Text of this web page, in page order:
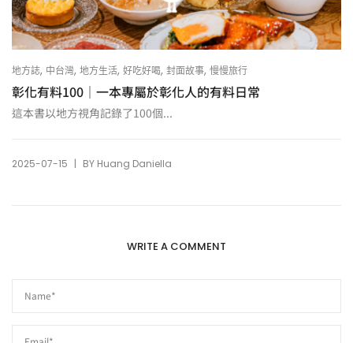
地方誌, 中台灣, 地方生活, 好吃好喝, 封面故事, 慢慢旅行
彰化有料100｜一本專屬於彰化人的有料日常
這本書以地方視角記錄了100個...
2025-07-15 | BY Huang Daniella
WRITE A COMMENT